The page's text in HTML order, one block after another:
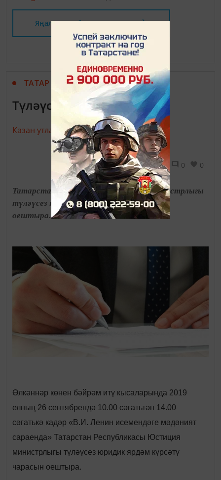
Яңалыклар битенә керегез
ТАТАР МАТБУГАТЫ
Түләүсез юридик ярдәм
Казан утлары, 24 сентябрь 2019 - 13:00
1494 0 0
Татарстан Республикасы Юстиция министрлыгы
түләүсез юридик ярдәм күрсәтү чарасын
оештыра.
Өлкәннәр көнен бәйрәм итү кысаларында 2019
елның 26 сентябрендә 10.00 сәгатьтән 14.00
сәгатькә кадәр «В.И. Ленин исемендәге мәдәният
сараенда» Татарстан Республикасы Юстиция
министрлыгы түләүсез юридик ярдәм күрсәтү
чарасын оештыра.